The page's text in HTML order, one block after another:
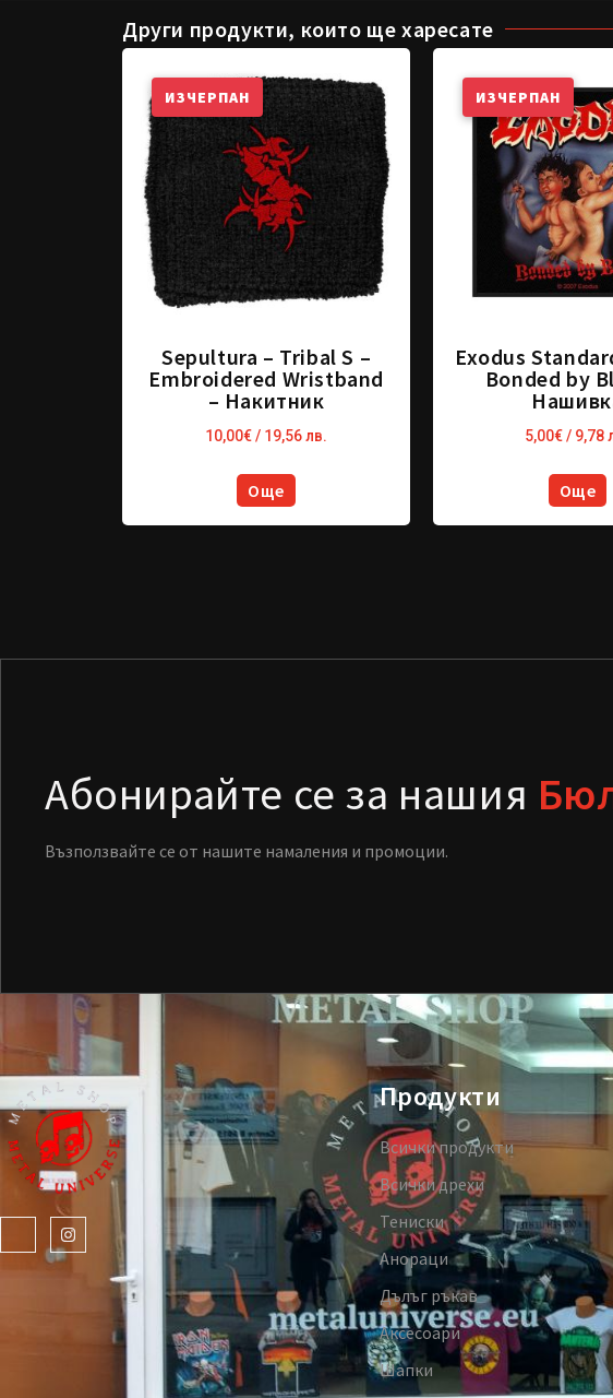
Други продукти, които ще харесате
ИЗЧЕРПАН
Sepultura – Tribal S –
Embroidered Wristband
– Накитник
10,00€/ 19,56 лв.
Още
ИЗЧЕРПАН
Exodus
Bonded by
5,00€/ 9,78
Още
Абонирайте се за нашия
Възползвайте се от нашите намаления и промоции.
Продукти
Всички продукти
Всички дрехи
Тениски
Анораци
Дълъг ръкав
Аксесоари
Шапки